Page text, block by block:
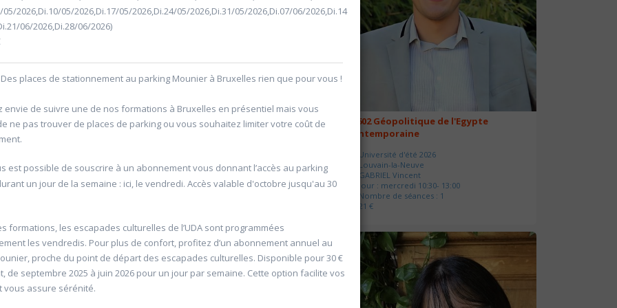
de 1871 à
10:30- 13:00
20601 Géopolitique de l'énergie
GABRIEL Vincent
Jour : Lu-Ma-Me-Je-Ve-Sa-Di 10:30- 13:00
Nombre de séances : 5
20602 Géopolitique de l'Egypte
contemporaine
Université d'été 2026
Louvain-la-Neuve
GABRIEL Vincent
Jour : mercredi 10:30- 13:00
Nombre de séances : 1
21 €
05/2026,Di.10/05/2026,Di.17/05/2026,Di.24/05/2026,Di.31/05/2026,Di.07/06/2026,Di.14
06/2026,Di.28/06/2026)
Des places de stationnement au parking Mounier à Bruxelles rien que pour vous !
envie de suivre une de nos formations à Bruxelles en présentiel mais vous
ne pas trouver de places de parking ou vous souhaitez limiter votre coût de
est possible de souscrire à un abonnement vous donnant l’accès au parking
un jour de la semaine : ici, le vendredi. Accès valable d'octobre jusqu'au 30
formations, les escapades culturelles de l’UDA sont programmées
les vendredis. Pour plus de confort, profitez d’un abonnement annuel au
proche du point de départ des escapades culturelles. Disponible pour 30 €
de septembre 2025 à juin 2026 pour un jour par semaine. Cette option facilite vos
vous assure sérénité.